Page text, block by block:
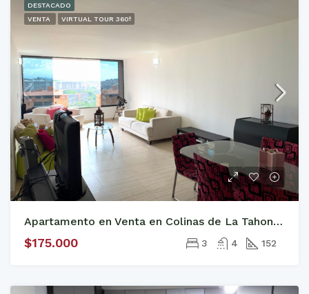
DESTACADO
VENTA
VIRTUAL TOUR 360º
Apartamento en Venta en Colinas de La Tahona, 152m2
$175.000 3 4 152